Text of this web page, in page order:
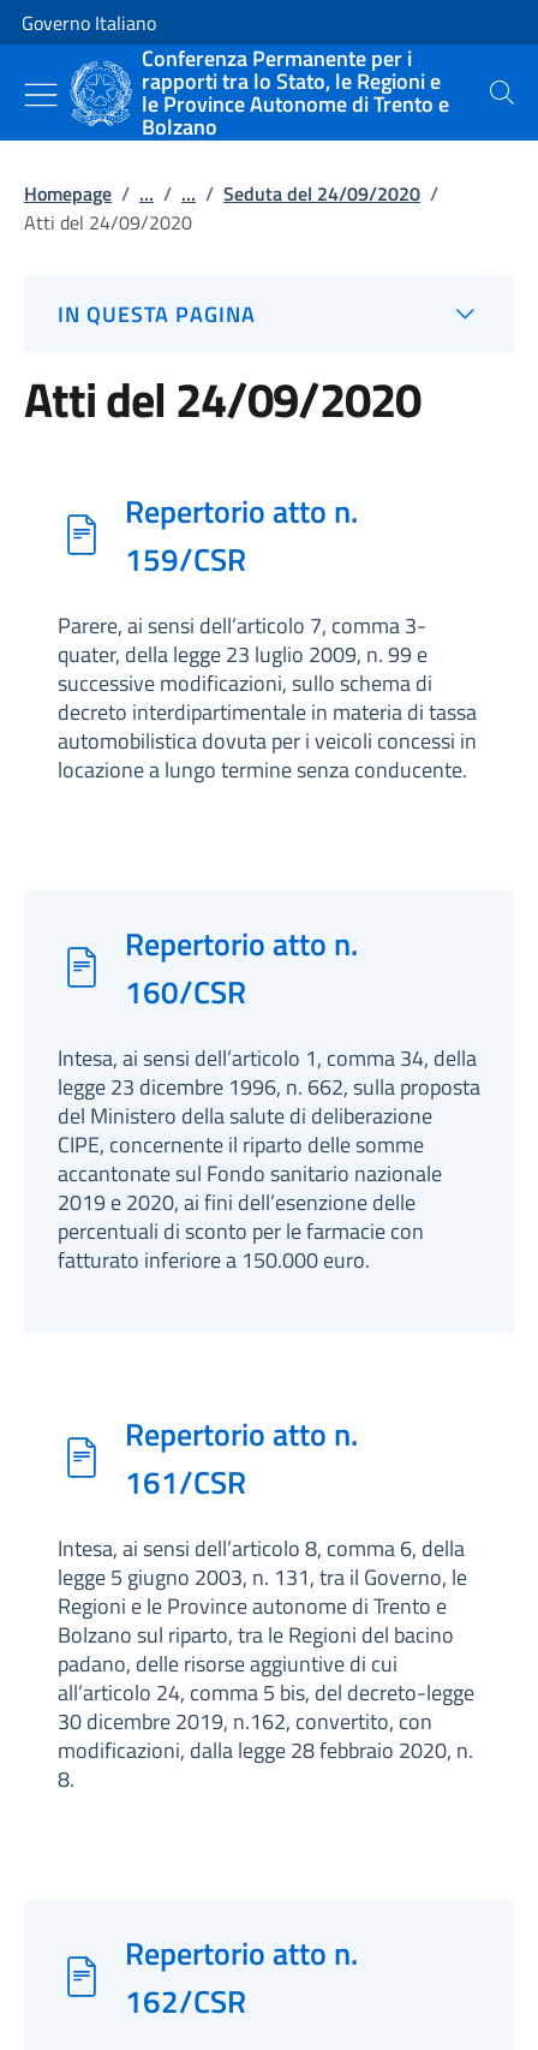
Vai al contenuto
Vai alla navigazione del sito
Governo Italiano
Conferenza Permanente per i
rapporti tra lo Stato, le Regioni e
le Province Autonome di Trento e
Bolzano
Cerca
Homepage / ... / ... / Seduta del 24/09/2020 /
Atti del 24/09/2020
IN QUESTA PAGINA
Atti del 24/09/2020
Repertorio atto n.
159/CSR
Parere, ai sensi dell’articolo 7, comma 3-
quater, della legge 23 luglio 2009, n. 99 e
successive modificazioni, sullo schema di
decreto interdipartimentale in materia di tassa
automobilistica dovuta per i veicoli concessi in
locazione a lungo termine senza conducente.
Repertorio atto n.
160/CSR
Intesa, ai sensi dell’articolo 1, comma 34, della
legge 23 dicembre 1996, n. 662, sulla proposta
del Ministero della salute di deliberazione
CIPE, concernente il riparto delle somme
accantonate sul Fondo sanitario nazionale
2019 e 2020, ai fini dell’esenzione delle
percentuali di sconto per le farmacie con
fatturato inferiore a 150.000 euro.
Repertorio atto n.
161/CSR
Intesa, ai sensi dell’articolo 8, comma 6, della
legge 5 giugno 2003, n. 131, tra il Governo, le
Regioni e le Province autonome di Trento e
Bolzano sul riparto, tra le Regioni del bacino
padano, delle risorse aggiuntive di cui
all’articolo 24, comma 5 bis, del decreto-legge
30 dicembre 2019, n.162, convertito, con
modificazioni, dalla legge 28 febbraio 2020, n.
8.
Repertorio atto n.
162/CSR